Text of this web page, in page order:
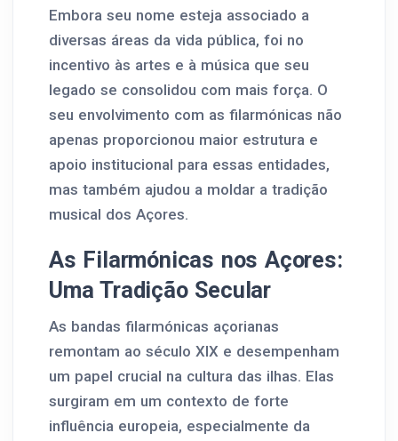
Embora seu nome esteja associado a
diversas áreas da vida pública, foi no
incentivo às artes e à música que seu
legado se consolidou com mais força. O
seu envolvimento com as filarmónicas não
apenas proporcionou maior estrutura e
apoio institucional para essas entidades,
mas também ajudou a moldar a tradição
musical dos Açores.
As Filarmónicas nos Açores:
Uma Tradição Secular
As bandas filarmónicas açorianas
remontam ao século XIX e desempenham
um papel crucial na cultura das ilhas. Elas
surgiram em um contexto de forte
influência europeia, especialmente da